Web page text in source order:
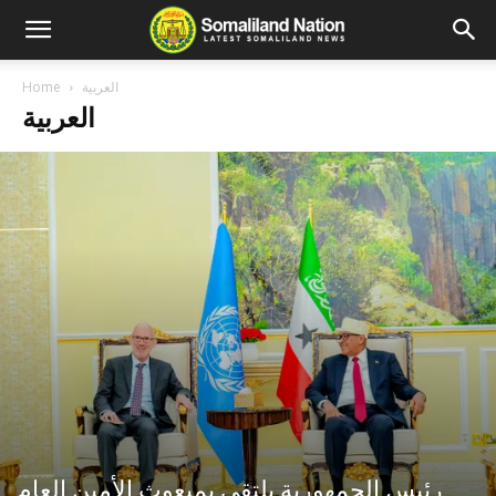
Home العربية
العربية
رئيس الجمهورية يلتقي بمبعوث الأمين العام